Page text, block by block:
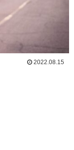
2022.08.15